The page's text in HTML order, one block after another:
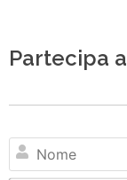
Partecipa